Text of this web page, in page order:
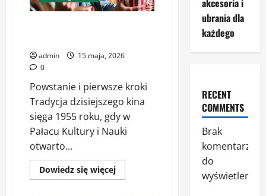
admin
15 maja, 2026
0
Powstanie i pierwsze kroki
Tradycja dzisiejszego kina
sięga 1955 roku, gdy w
Pałacu Kultury i Nauki
otwarto...
Dowiedz się więcejDowiedz
się
akcesoria i
ubrania dla
każdego
RECENT
COMMENTS
Brak
komentarzy
do
wyświetlenia.